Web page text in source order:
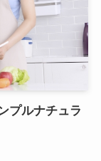
プルナチュラ